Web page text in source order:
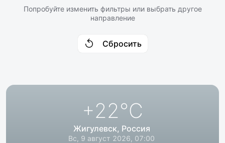
Попробуйте изменить фильтры или выбрать другое
направление
Сбросить
+22°C
Жигулевск, Россия
Вс, 9 август 2026, 07:00